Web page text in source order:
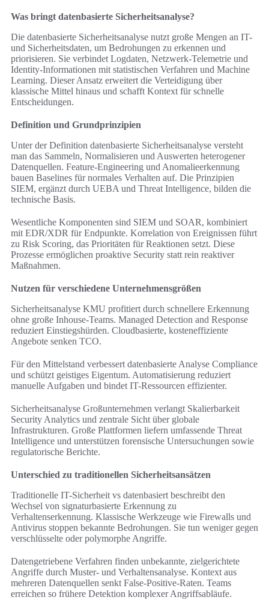
Was bringt datenbasierte Sicherheitsanalyse?
Die datenbasierte Sicherheitsanalyse nutzt große Mengen an IT-
und Sicherheitsdaten, um Bedrohungen zu erkennen und
priorisieren. Sie verbindet Logdaten, Netzwerk-Telemetrie und
Identity-Informationen mit statistischen Verfahren und Machine
Learning. Dieser Ansatz erweitert die Verteidigung über
klassische Mittel hinaus und schafft Kontext für schnelle
Entscheidungen.
Definition und Grundprinzipien
Unter der Definition datenbasierte Sicherheitsanalyse versteht
man das Sammeln, Normalisieren und Auswerten heterogener
Datenquellen. Feature-Engineering und Anomalieerkennung
bauen Baselines für normales Verhalten auf. Die Prinzipien
SIEM, ergänzt durch UEBA und Threat Intelligence, bilden die
technische Basis.
Wesentliche Komponenten sind SIEM und SOAR, kombiniert
mit EDR/XDR für Endpunkte. Korrelation von Ereignissen führt
zu Risk Scoring, das Prioritäten für Reaktionen setzt. Diese
Prozesse ermöglichen proaktive Security statt rein reaktiver
Maßnahmen.
Nutzen für verschiedene Unternehmensgrößen
Sicherheitsanalyse KMU profitiert durch schnellere Erkennung
ohne große Inhouse-Teams. Managed Detection and Response
reduziert Einstiegshürden. Cloudbasierte, kosteneffiziente
Angebote senken TCO.
Für den Mittelstand verbessert datenbasierte Analyse Compliance
und schützt geistiges Eigentum. Automatisierung reduziert
manuelle Aufgaben und bindet IT-Ressourcen effizienter.
Sicherheitsanalyse Großunternehmen verlangt Skalierbarkeit
Security Analytics und zentrale Sicht über globale
Infrastrukturen. Große Plattformen liefern umfassende Threat
Intelligence und unterstützen forensische Untersuchungen sowie
regulatorische Berichte.
Unterschied zu traditionellen Sicherheitsansätzen
Traditionelle IT-Sicherheit vs datenbasiert beschreibt den
Wechsel von signaturbasierte Erkennung zu
Verhaltenserkennung. Klassische Werkzeuge wie Firewalls und
Antivirus stoppen bekannte Bedrohungen. Sie tun weniger gegen
verschlüsselte oder polymorphe Angriffe.
Datengetriebene Verfahren finden unbekannte, zielgerichtete
Angriffe durch Muster- und Verhaltensanalyse. Kontext aus
mehreren Datenquellen senkt False-Positive-Raten. Teams
erreichen so frühere Detektion komplexer Angriffsabläufe.